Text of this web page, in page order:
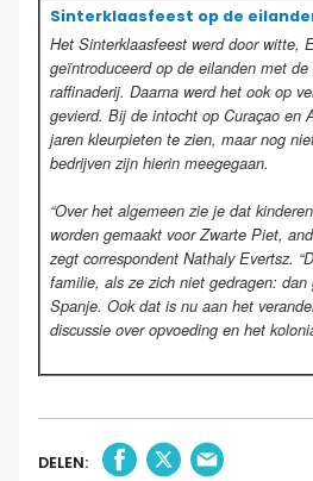
Sinterklaasfeest op de
Het Sinterklaasfeest werd door witte,
geïntroduceerd op de eilanden met
raffinaderij. Daarna werd het ook op
gevierd. Bij de intocht op Curaçao en
jaren kleurpieten te zien, maar nog
bedrijven zijn hierin meegegaan.
“Over het algemeen zie je dat
worden gemaakt voor Zwarte Piet,
zegt correspondent Nathaly Evertsz.
familie, als ze zich niet gedragen:
Spanje. Ook dat is nu aan het
discussie over opvoeding en het
DELEN: